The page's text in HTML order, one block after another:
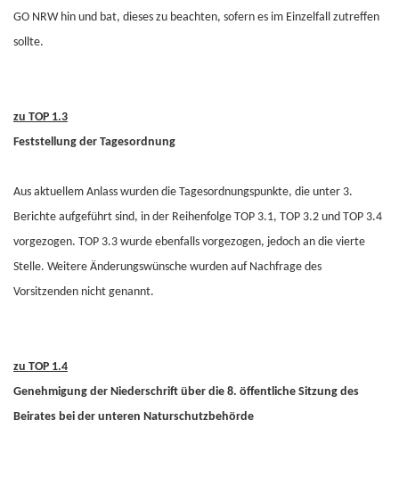
GO NRW hin und bat, dieses zu beachten, sofern es im Einzelfall zutreffen
sollte.
zu TOP 1.3
Feststellung der Tagesordnung
Aus aktuellem Anlass wurden die Tagesordnungspunkte, die unter 3.
Berichte aufgeführt sind, in der Reihenfolge TOP 3.1, TOP 3.2 und TOP 3.4
vorgezogen. TOP 3.3 wurde ebenfalls vorgezogen, jedoch an die vierte
Stelle. Weitere Änderungswünsche wurden auf Nachfrage des
Vorsitzenden nicht genannt.
zu TOP 1.4
Genehmigung der Niederschrift über die 8. öffentliche Sitzung des
Beirates bei der unteren Naturschutzbehörde